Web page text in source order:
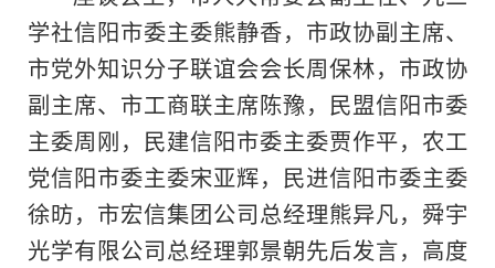
学社信阳市委主委熊静香，市政协副主席、
市党外知识分子联谊会会长周保林，市政协
副主席、市工商联主席陈豫，民盟信阳市委
主委周刚，民建信阳市委主委贾作平，农工
党信阳市委主委宋亚辉，民进信阳市委主委
徐昉，市宏信集团公司总经理熊异凡，舜宇
光学有限公司总经理郭景朝先后发言，高度